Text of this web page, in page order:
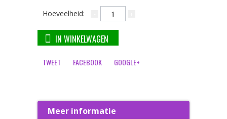
Hoeveelheid:
IN WINKELWAGEN
TWEET FACEBOOK GOOGLE+
Meer informatie